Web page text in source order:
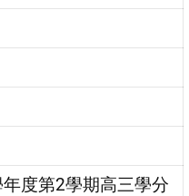
度第2學期高三學分